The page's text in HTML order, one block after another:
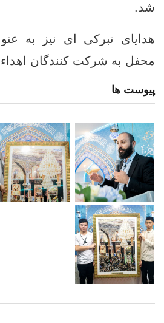
شد.
هدایای تبرکی ای نیز به
محفل به شرکت کنندگان
پیوست ها